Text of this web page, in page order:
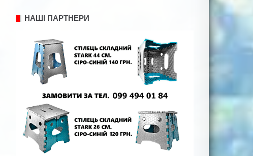
НАШІ ПАРТНЕРИ